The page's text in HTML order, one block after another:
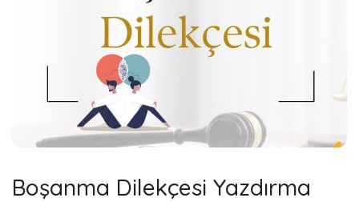
Boşanma Dilekçesi Yazdırma